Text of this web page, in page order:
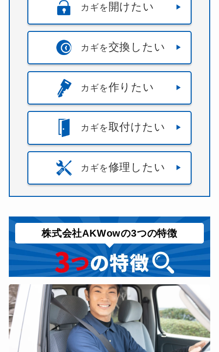
カギを 開けたい
カギを交換したい
カギを作りたい
カギを取付けたい
カギを修理したい
株式会社AKWowの3つの特徴